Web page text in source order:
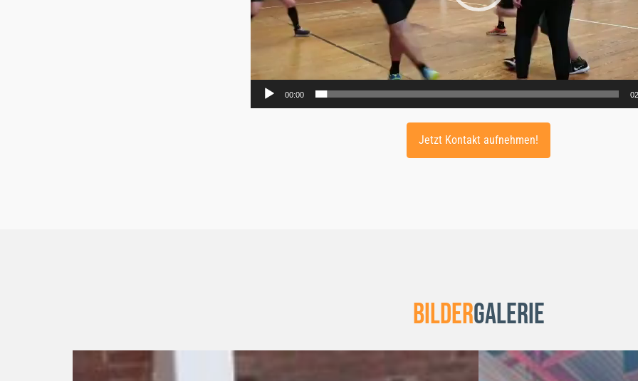
00:00
Jetzt Kontakt aufnehmen!
BilderGalerie